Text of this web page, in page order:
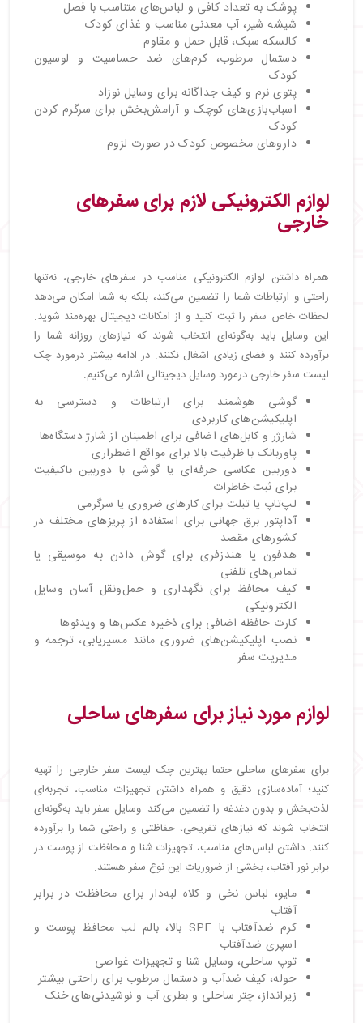
پوشک به تعداد کافی و لباس‌های متناسب با فصل
شیشه شیر، آب معدنی مناسب و غذای کودک
کالسکه سبک، قابل حمل و مقاوم
دستمال مرطوب، کرم‌های ضد حساسیت و لوسیون
کودک
پتوی نرم و کیف جداگانه برای وسایل نوزاد
اسباب‌بازی‌های کوچک و آرامش‌بخش برای سرگرم کردن
کودک
داروهای مخصوص کودک در صورت لزوم
لوازم الکترونیکی لازم برای سفرهای
خارجی
همراه داشتن لوازم الکترونیکی مناسب در سفرهای خارجی، نه‌تنها
راحتی و ارتباطات شما را تضمین می‌کند، بلکه به شما امکان می‌دهد
لحظات خاص سفر را ثبت کنید و از امکانات دیجیتال بهره‌مند شوید.
این وسایل باید به‌گونه‌ای انتخاب شوند که نیازهای روزانه شما را
برآورده کنند و فضای زیادی اشغال نکنند. در ادامه بیشتر درمورد چک
لیست سفر خارجی درمورد وسایل دیجیتالی اشاره می‌کنیم.
گوشی هوشمند برای ارتباطات و دسترسی به
اپلیکیشن‌های کاربردی
شارژر و کابل‌های اضافی برای اطمینان از شارژ دستگاه‌ها
پاوربانک با ظرفیت بالا برای مواقع اضطراری
دوربین عکاسی حرفه‌ای یا گوشی با دوربین باکیفیت
برای ثبت خاطرات
لپ‌تاپ یا تبلت برای کارهای ضروری یا سرگرمی
آداپتور برق جهانی برای استفاده از پریزهای مختلف در
کشورهای مقصد
هدفون یا هندزفری برای گوش دادن به موسیقی یا
تماس‌های تلفنی
کیف محافظ برای نگهداری و حمل‌ونقل آسان وسایل
الکترونیکی
کارت حافظه اضافی برای ذخیره عکس‌ها و ویدئوها
نصب اپلیکیشن‌های ضروری مانند مسیریابی، ترجمه و
مدیریت سفر
لوازم مورد نیاز برای سفرهای ساحلی
برای سفرهای ساحلی حتما بهترین چک لیست سفر خارجی را تهیه
کنید؛ آماده‌سازی دقیق و همراه داشتن تجهیزات مناسب، تجربه‌ای
لذت‌بخش و بدون دغدغه را تضمین می‌کند. وسایل سفر باید به‌گونه‌ای
انتخاب شوند که نیازهای تفریحی، حفاظتی و راحتی شما را برآورده
کنند. داشتن لباس‌های مناسب، تجهیزات شنا و محافظت از پوست در
برابر نور آفتاب، بخشی از ضروریات این نوع سفر هستند.
مایو، لباس نخی و کلاه لبه‌دار برای محافظت در برابر
آفتاب
کرم ضدآفتاب با SPF بالا، بالم لب محافظ پوست و
اسپری ضدآفتاب
توپ ساحلی، وسایل شنا و تجهیزات غواصی
حوله، کیف ضدآب و دستمال مرطوب برای راحتی بیشتر
زیرانداز، چتر ساحلی و بطری آب و نوشیدنی‌های خنک